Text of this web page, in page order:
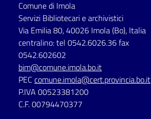
lettura
Seguici
su
Comune di Imola
Servizi Bibliotecari e archivistici
Via Emilia 80, 40026 Imola (Bo), Italia
centralino: tel 0542.6026.36 fax
0542.602602
bim@comune.imola.bo.it
PEC comune.imola@cert.provincia.bo.it
P.IVA 00523381200
C.F. 00794470377